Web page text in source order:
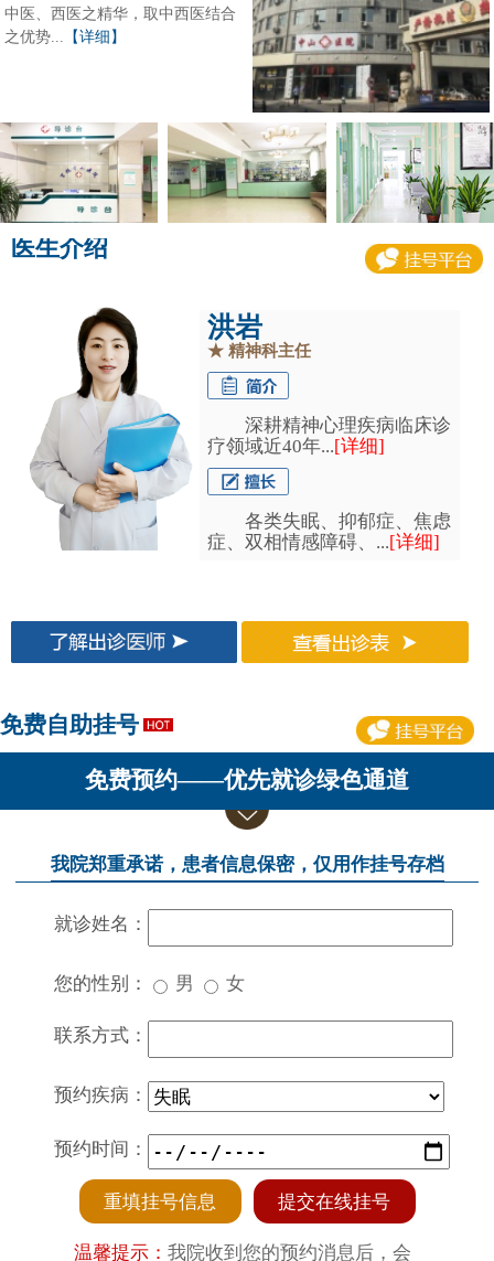
中医、西医之精华，取中西医结合
之优势...
【详细】
医生介绍
洪岩
★ 精神科主任
深耕精神心理疾病临床诊
疗领域近40年...[详细]
各类失眠、抑郁症、焦虑
症、双相情感障碍、...[详细]
免费自助挂号
免费预约——优先就诊绿色通道
我院郑重承诺，患者信息保密，仅用作挂号存档
就诊姓名：
您的性别： 男 女
联系方式：
预约疾病：
预约时间：
重填挂号信息 提交在线挂号
温馨提示：我院收到您的预约消息后，会